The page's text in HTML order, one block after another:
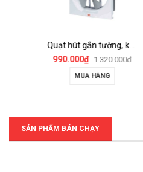
Quạt hút gắn tường, không màn che, 1 chiều - 30AUH
990.000₫ 1.320.000₫
MUA HÀNG
SẢN PHẨM BÁN CHẠY